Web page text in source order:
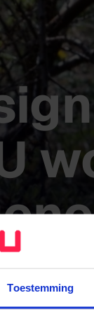
Toestemming